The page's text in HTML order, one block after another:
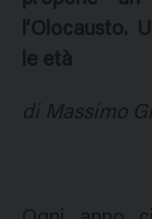
l’Olocausto.
le età
di Massimo